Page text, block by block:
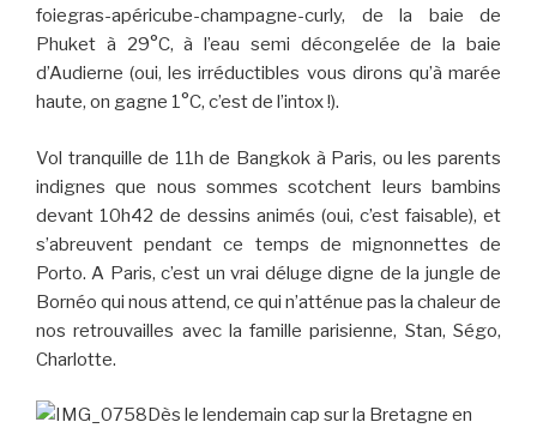
foiegras-apéricube-champagne-curly, de la baie de
Phuket à 29°C, à l’eau semi décongelée de la baie
d’Audierne (oui, les irréductibles vous dirons qu’à marée
haute, on gagne 1°C, c’est de l’intox !).
Vol tranquille de 11h de Bangkok à Paris, ou les parents
indignes que nous sommes scotchent leurs bambins
devant 10h42 de dessins animés (oui, c’est faisable), et
s’abreuvent pendant ce temps de mignonnettes de
Porto. A Paris, c’est un vrai déluge digne de la jungle de
Bornéo qui nous attend, ce qui n’atténue pas la chaleur de
nos retrouvailles avec la famille parisienne, Stan, Ségo,
Charlotte.
Dès le lendemain cap sur la Bretagne en